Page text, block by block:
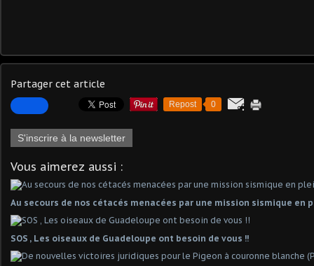
Partager cet article
Repost 0
S'inscrire à la newsletter
Vous aimerez aussi :
Au secours de nos cétacés menacées par une mission sismique en
SOS , Les oiseaux de Guadeloupe ont besoin de vous !!